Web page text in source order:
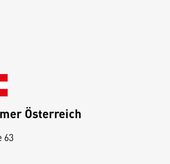
Österreich
63